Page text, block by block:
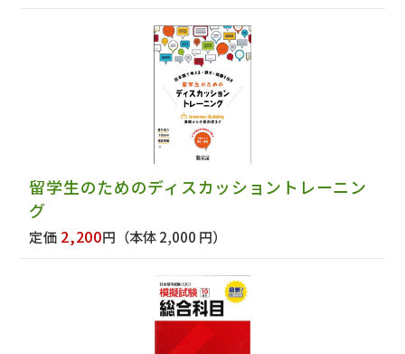
留学生のためのディスカッショントレーニン
グ
定価 2,200円 （本体 2,000 円）